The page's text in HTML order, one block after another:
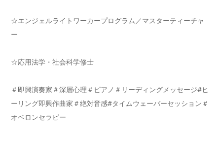
☆エンジェルライトワーカープログラム／マスターティーチャ
ー
☆応用法学・社会科学修士
＃即興演奏家＃深層心理＃ピアノ＃リーディングメッセージ#ヒ
ーリング即興作曲家＃絶対音感#タイムウェーバーセッション＃
オベロンセラピー